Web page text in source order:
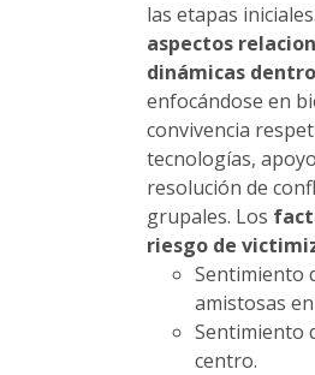
las etapas
aspectos
dinámicas
enfocándose en
convivencia
tecnologías,
resolución de
grupales. Los
riesgo de
Sentimiento
amistosas
Sentimiento
centro.